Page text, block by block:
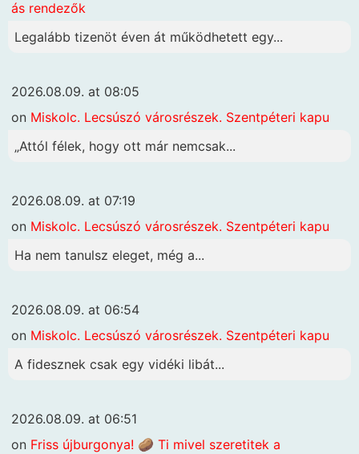
ás rendezők
Legalább tizenöt éven át működhetett egy...
2026.08.09. at 08:05
on Miskolc. Lecsúszó városrészek. Szentpéteri kapu
„Attól félek, hogy ott már nemcsak...
2026.08.09. at 07:19
on Miskolc. Lecsúszó városrészek. Szentpéteri kapu
Ha nem tanulsz eleget, még a...
2026.08.09. at 06:54
on Miskolc. Lecsúszó városrészek. Szentpéteri kapu
A fidesznek csak egy vidéki libát...
2026.08.09. at 06:51
on Friss újburgonya! 🥔 Ti mivel szeretitek a